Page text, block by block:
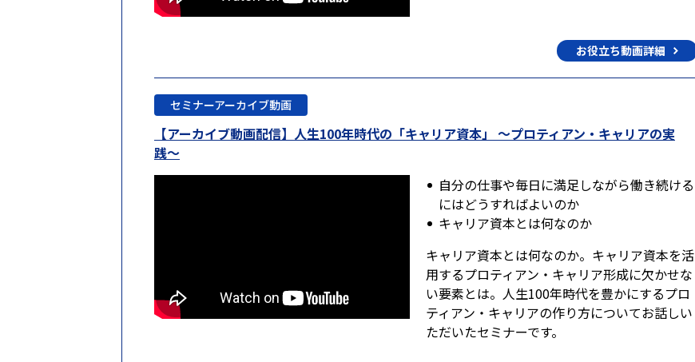
お役立ち動画詳細
セミナーアーカイブ動画
【アーカイブ動画配信】人生100年時代の「キャリア資本」 〜プロティアン・キャリアの実
践〜
自分の仕事や毎日に満足しながら働き続ける
にはどうすればよいのか
キャリア資本とは何なのか
キャリア資本とは何なのか。キャリア資本を活
用するプロティアン・キャリア形成に欠かせな
い要素とは。人生100年時代を豊かにするプロ
ティアン・キャリアの作り方についてお話しい
ただいたセミナーです。